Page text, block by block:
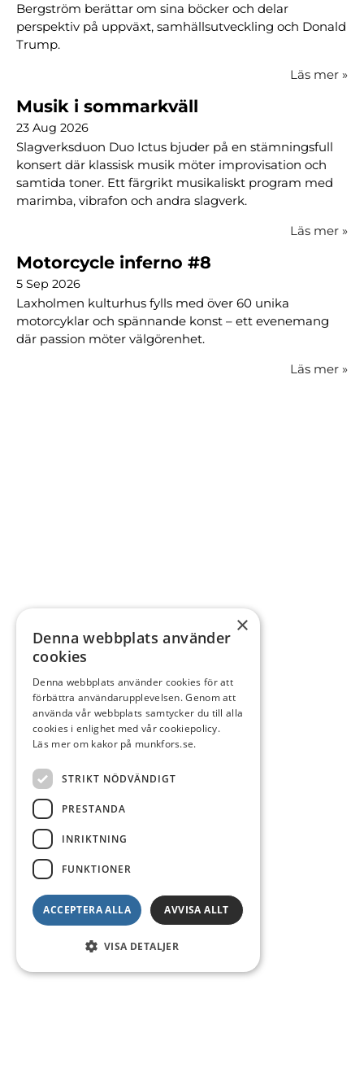
Bergström berättar om sina böcker och delar
perspektiv på uppväxt, samhällsutveckling och Donald
Trump.
Läs mer »
Musik i sommarkväll
23 Aug 2026
Slagverksduon Duo Ictus bjuder på en stämningsfull
konsert där klassisk musik möter improvisation och
samtida toner. Ett färgrikt musikaliskt program med
marimba, vibrafon och andra slagverk.
Läs mer »
Motorcycle inferno #8
5 Sep 2026
Laxholmen kulturhus fylls med över 60 unika
motorcyklar och spännande konst – ett evenemang
där passion möter välgörenhet.
Läs mer »
×
Denna webbplats använder
cookies
Denna webbplats använder cookies för att
förbättra användarupplevelsen. Genom att
använda vår webbplats samtycker du till alla
cookies i enlighet med vår cookiepolicy.
Läs mer om kakor på munkfors.se.
STRIKT NÖDVÄNDIGT
PRESTANDA
INRIKTNING
FUNKTIONER
ACCEPTERA ALLA AVVISA ALLT
VISA DETALJER